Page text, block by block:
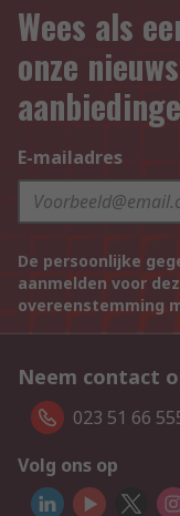
Wees als
onze
E-mailadres
De persoonlijke
aanmelden voor
overeenstemming
Neem contact
023 51 66
Volg ons op